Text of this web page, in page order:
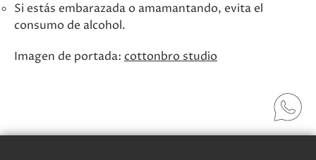
Si estás embarazada o amamantando, evita el
consumo de alcohol.
Imagen de portada: cottonbro studio